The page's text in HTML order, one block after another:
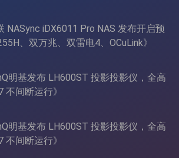
NASync iDX6011 Pro NAS 发布开启预
、双万兆、双雷电4、OCuLink》
明基发布 LH600ST 投影投影仪，全高
不间断运行》
明基发布 LH600ST 投影投影仪，全高
不间断运行》